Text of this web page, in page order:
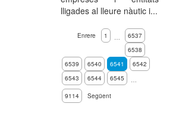
lligades al lleure nàutic i...
Enrere 1 …
6537
6538
6539
6540 6541
6542
6543
6544 6545
…
9114
Següent